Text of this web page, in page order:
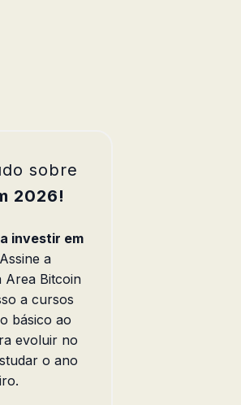
sobre
2026!
investir em
Assine a
Area Bitcoin
a cursos
básico ao
evoluir no
o ano